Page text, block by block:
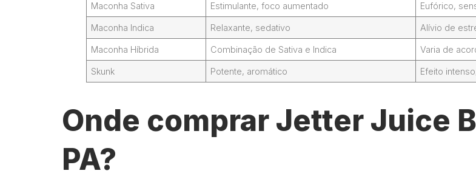
Maconha Sativa Estimulante, foco aumentado Eufórico,
Maconha Indica Relaxante, sedativo Alívio de
Maconha Híbrida Combinação de Sativa e Indica Varia de
Skunk Potente, aromático Efeito
Onde comprar Jetter Juice
PA?